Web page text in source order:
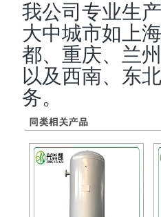
我公司专业生
大中城市如上
都、重庆、兰
以及西南、东
务。